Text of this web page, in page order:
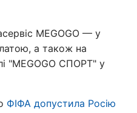
MEGOGO — у
а також на
"MEGOGO СПОРТ" у
ФІФА допустила Росію